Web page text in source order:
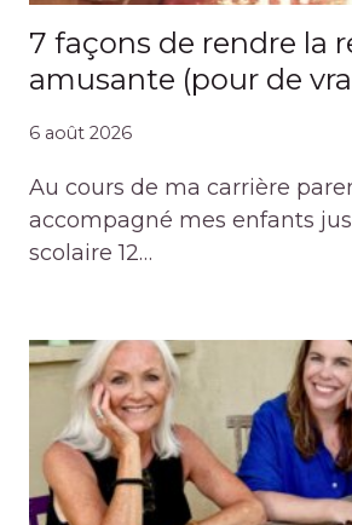
7 façons de rendre la
amusante (pour de
6 août 2026
Au cours de ma carrière
accompagné mes enfants
scolaire 12…